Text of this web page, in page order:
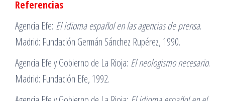
Referencias
Agencia Efe: El idioma español en las agencias de prensa.
Madrid: Fundación Germán Sánchez Rupérez, 1990.
Agencia Efe y Gobierno de La Rioja: El neologismo necesario.
Madrid: Fundación Efe, 1992.